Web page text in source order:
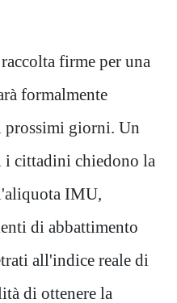
firme per una
formalmente
prossimi giorni. Un
i cittadini chiedono la
IMU,
di abbattimento
all'indice reale di
di ottenere la